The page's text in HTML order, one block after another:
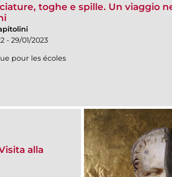
toghe e spille. Un viaggio
- 29/01/2023
pour les écoles
alla